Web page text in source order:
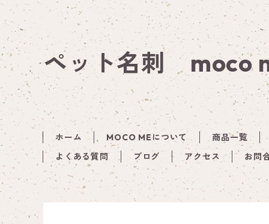
ペット名刺 moco
ホーム MOCO MEについて
商品一覧
よくある質問
ブログ アクセス お問